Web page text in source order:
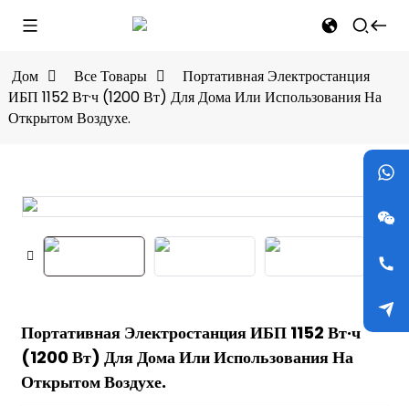
Дом Все Товары
Портативная Электростанция
ИБП 1152 Вт·ч (1200 Вт) Для Дома Или Использования На
Открытом Воздухе.
Портативная Электростанция ИБП 1152 Вт·ч
(1200 Вт) Для Дома Или Использования На
Открытом Воздухе.